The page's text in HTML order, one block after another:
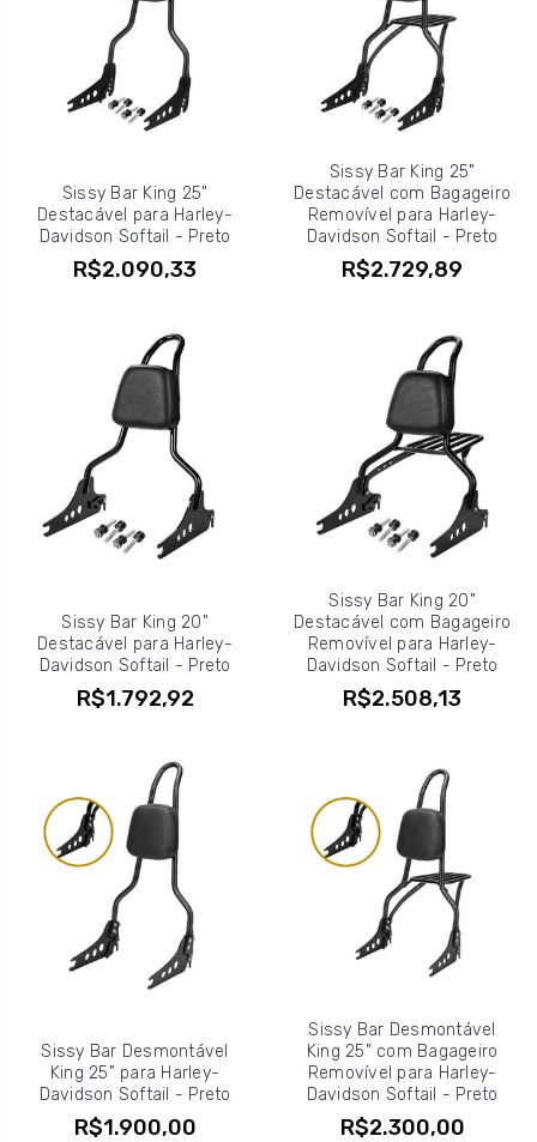
Sissy Bar King 25"
Destacável para Harley-
Davidson Softail - Preto
R$2.090,33
Sissy Bar King 25"
Destacável com Bagageiro
Removível para Harley-
Davidson Softail - Preto
R$2.729,89
Sissy Bar King 20"
Destacável para Harley-
Davidson Softail - Preto
R$1.792,92
Sissy Bar King 20"
Destacável com Bagageiro
Removível para Harley-
Davidson Softail - Preto
R$2.508,13
Sissy Bar Desmontável
King 25" para Harley-
Davidson Softail - Preto
R$1.900,00
Sissy Bar Desmontável
King 25" com Bagageiro
Removível para Harley-
Davidson Softail - Preto
R$2.300,00